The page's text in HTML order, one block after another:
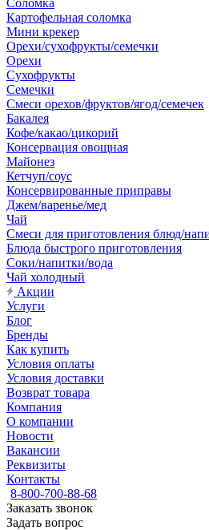
Соломка
Картофельная соломка
Мини крекер
Орехи/сухофрукты/семечки
Орехи
Сухофрукты
Семечки
Смеси орехов/фруктов/ягод/семечек
Бакалея
Кофе/какао/цикорий
Консервация овощная
Майонез
Кетчуп/соус
Консервированные приправы
Джем/варенье/мед
Чай
Смеси для приготовления блюд/
Блюда быстрого приготовления
Соки/напитки/вода
Чай холодный
Акции
Услуги
Блог
Бренды
Как купить
Условия оплаты
Условия доставки
Возврат товара
Компания
О компании
Новости
Вакансии
Реквизиты
Контакты
8-800-700-88-68
Заказать звонок
Задать вопрос